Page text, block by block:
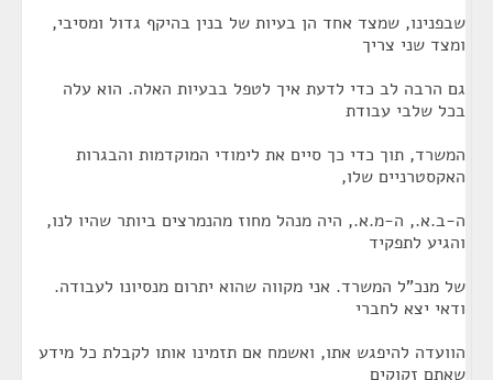
שבפנינו, שמצד אחד הן בעיות של בנין בהיקף גדול ומסיבי,
ומצד שני צריך
גם הרבה לב כדי לדעת איך לטפל בבעיות האלה. הוא עלה
בכל שלבי עבודת
המשרד, תוך כדי כך סיים את לימודי המוקדמות והבגרות
האקסטרניים שלו,
ה-ב.א., ה-מ.א., היה מנהל מחוז מהנמרצים ביותר שהיו לנו,
והגיע לתפקיד
של מנכ"ל המשרד. אני מקווה שהוא יתרום מנסיונו לעבודה.
ודאי יצא לחברי
הוועדה להיפגש אתו, ואשמח אם תזמינו אותו לקבלת כל מידע
שאתם זקוקים